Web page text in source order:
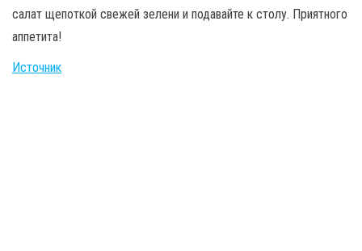
салат щепоткой свежей зелени и подавайте к столу. Приятного
аппетита!
Источник